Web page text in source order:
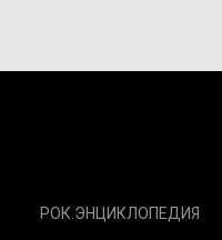
РОК.ЭНЦИКЛОПЕДИЯ